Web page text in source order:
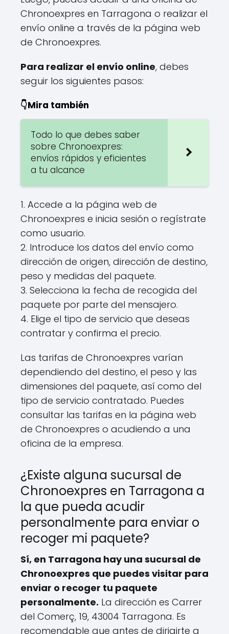
Chronoexpres en Tarragona o realizar el
envío online a través de la página web
de Chronoexpres.
Para realizar el envío online, debes
seguir los siguientes pasos:
👇Mira también
Todo lo que debes saber
sobre Chronoexpres:
envíos rápidos y eficientes
a tu alcance
1. Accede a la página web de
Chronoexpres e inicia sesión o regístrate
como usuario.
2. Introduce los datos del envío como
dirección de origen, dirección de destino,
peso y medidas del paquete.
3. Selecciona la fecha de recogida del
paquete por parte del mensajero.
4. Elige el tipo de servicio que deseas
contratar y confirma el precio.
Las tarifas de Chronoexpres varían
dependiendo del destino, el peso y las
dimensiones del paquete, así como del
tipo de servicio contratado. Puedes
consultar las tarifas en la página web
de Chronoexpres o acudiendo a una
oficina de la empresa.
¿Existe alguna sucursal de
Chronoexpres en Tarragona a
la que pueda acudir
personalmente para enviar o
recoger mi paquete?
Sí, en Tarragona hay una sucursal de
Chronoexpres que puedes visitar para
enviar o recoger tu paquete
personalmente. La dirección es Carrer
del Comerç, 19, 43004 Tarragona. Es
recomendable que antes de dirigirte a